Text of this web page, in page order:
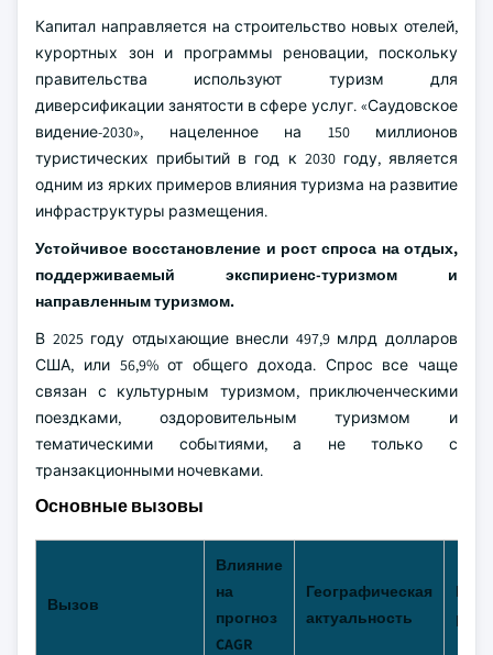
Капитал направляется на строительство новых отелей,
курортных зон и программы реновации, поскольку
правительства используют туризм для
диверсификации занятости в сфере услуг. «Саудовское
видение-2030», нацеленное на 150 миллионов
туристических прибытий в год к 2030 году, является
одним из ярких примеров влияния туризма на развитие
инфраструктуры размещения.
Устойчивое восстановление и рост спроса на отдых,
поддерживаемый экспириенс-туризмом и
направленным туризмом.
В 2025 году отдыхающие внесли 497,9 млрд долларов
США, или 56,9% от общего дохода. Спрос все чаще
связан с культурным туризмом, приключенческими
поездками, оздоровительным туризмом и
тематическими событиями, а не только с
транзакционными ночевками.
Основные вызовы
Вызов
Влияние
на
прогноз
CAGR
Географическая
актуальность